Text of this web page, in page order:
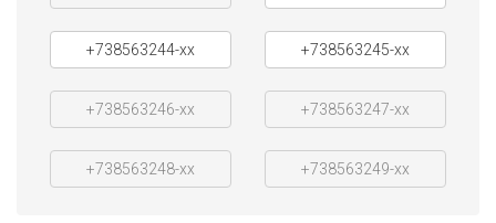
+738563244-xx +738563245-xx
+738563246-xx +738563247-xx
+738563248-xx +738563249-xx